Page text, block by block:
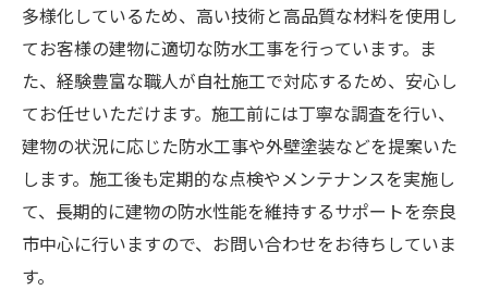
多様化しているため、高い技術と高品質な材料を使用し
てお客様の建物に適切な防水工事を行っています。ま
た、経験豊富な職人が自社施工で対応するため、安心し
てお任せいただけます。施工前には丁寧な調査を行い、
建物の状況に応じた防水工事や外壁塗装などを提案いた
します。施工後も定期的な点検やメンテナンスを実施し
て、長期的に建物の防水性能を維持するサポートを奈良
市中心に行いますので、お問い合わせをお待ちしていま
す。